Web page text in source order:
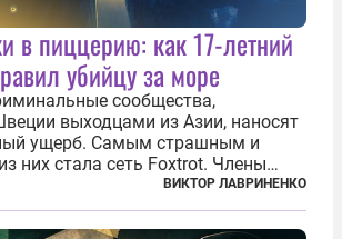
в пиццерию: как 17-летний
убийцу за море
сообщества,
выходцами из Азии, наносят
ущерб. Самым страшным и
них стала сеть Foxtrot. Члены
убивают и грабят шведов,
на наркотики, но и совершают
более страшное — массово...
ВИКТОР ЛАВРИНЕНКО